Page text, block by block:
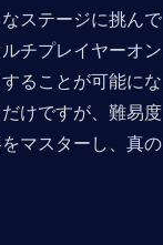
ステージに挑んで
チプレイヤーオン
ることが可能にな
けですが、難易度
マスターし、真の